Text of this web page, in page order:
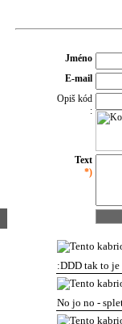
Jméno
E-mail
Opiš kód
:
Text
*)
:DDD tak to je
No jo no -